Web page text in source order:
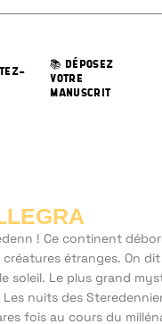
📚 DÉPOSEZ
VOTRE
MANUSCRIT
! Ce continent
étranges. On
soleil. Le plus grand
nuits des
fois au cours du